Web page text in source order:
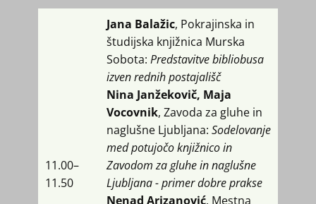
11.00​–
11.50
Jana Balažic, Pokrajinska in
študijska knjižnica Murska
Sobota: Predstavitve bibliobusa
izven rednih postajališč
Nina Janžekovič, Maja
Vocovnik, Zavoda za gluhe in
naglušne Ljubljana: Sodelovanje
med potujočo knjižnico in
Zavodom za gluhe in naglušne
Ljubljana - primer dobre prakse
Nenad Arizanović, ​Mestna